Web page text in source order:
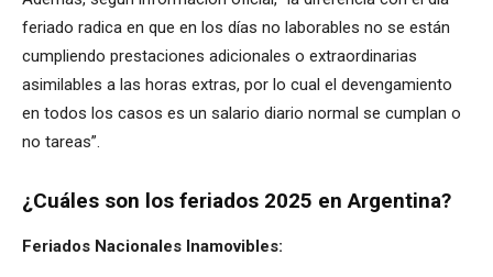
feriado radica en que en los días no laborables no se están
cumpliendo prestaciones adicionales o extraordinarias
asimilables a las horas extras, por lo cual el devengamiento
en todos los casos es un salario diario normal se cumplan o
no tareas”.
¿Cuáles son los feriados 2025 en Argentina?
Feriados Nacionales Inamovibles: